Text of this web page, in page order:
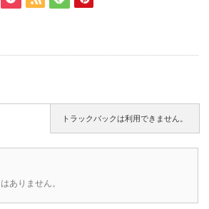
トラックバックは利用できません。
ありません。